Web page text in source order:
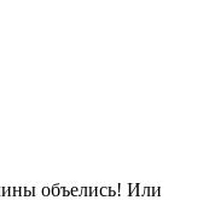
объелись! Или